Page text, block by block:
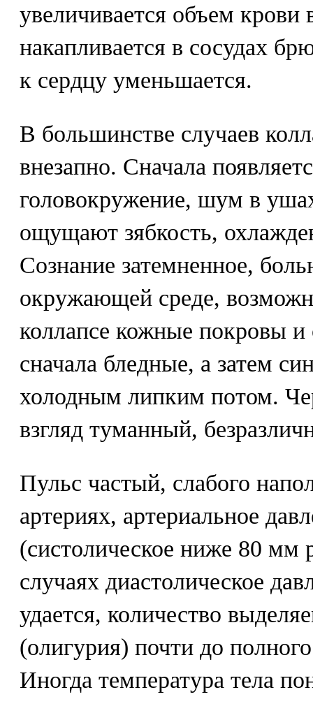
увеличивается объем крови
накапливается в сосудах
к сердцу уменьшается.
В большинстве случаев
внезапно. Сначала
головокружение, шум в
ощущают зябкость,
Сознание затемненное,
окружающей среде,
коллапсе кожные покровы и
сначала бледные, а затем
холодным липким потом.
взгляд туманный,
Пульс частый, слабого
артериях, артериальное
(систолическое ниже 80 мм
случаях диастолическое
удается, количество
(олигурия) почти до
Иногда температура тела